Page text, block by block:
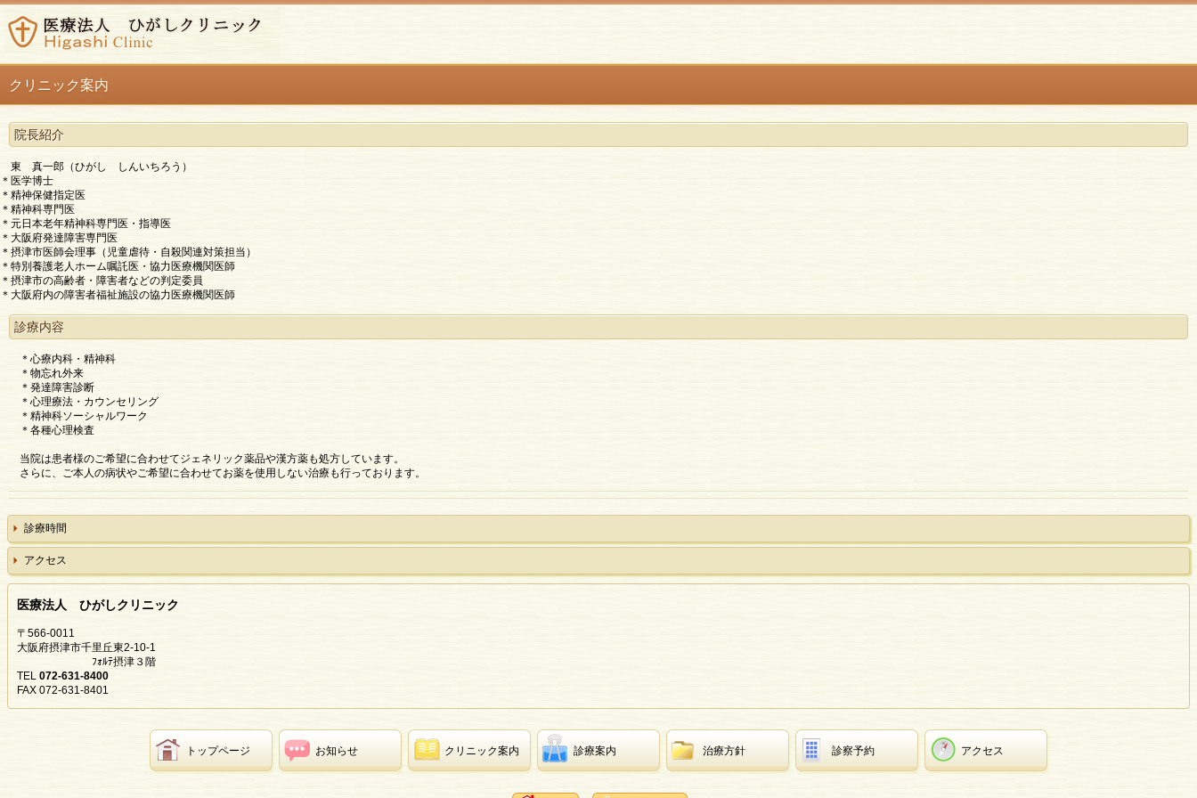
クリニック案内
院長紹介
東 真一郎（ひがし しんいちろう）
＊医学博士
＊精神保健指定医
＊精神科専門医
＊元日本老年精神科専門医・指導医
＊大阪府発達障害専門医
＊摂津市医師会理事（児童虐待・自殺関連対策担当）
＊特別養護老人ホーム嘱託医・協力医療機関医師
＊摂津市の高齢者・障害者などの判定委員
＊大阪府内の障害者福祉施設の協力医療機関医師
診療内容
＊心療内科・精神科
＊物忘れ外来
＊発達障害診断
＊心理療法・カウンセリング
＊精神科ソーシャルワーク
＊各種心理検査
当院は患者様のご希望に合わせてジェネリック薬品や漢方薬も処方しています。
さらに、ご本人の病状やご希望に合わせてお薬を使用しない治療も行っております。
診療時間
アクセス
医療法人 ひがしクリニック
〒566-0011
大阪府摂津市千里丘東2-10-1
ﾌｫﾙﾃ摂津３階
TEL 072-631-8400
FAX 072-631-8401
トップページ お知らせ クリニック案内 診療案内 治療方針 診察予約 アクセス